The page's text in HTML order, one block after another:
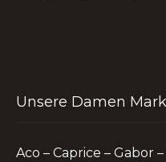
Unsere Damen
Aco – Caprice – Gabor